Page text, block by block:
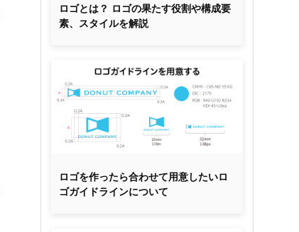
ロゴとは？ ロゴの果たす役割や構成要
素、スタイルを解説
ロゴを作ったら合わせて用意したいロ
ゴガイドラインについて